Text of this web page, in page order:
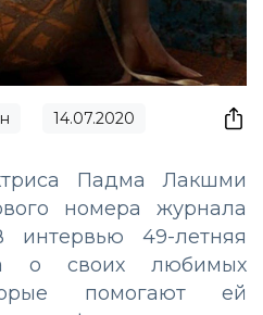
14.07.2020
Падма Лакшми
номера журнала
49-летняя
о своих любимых
помогают ей